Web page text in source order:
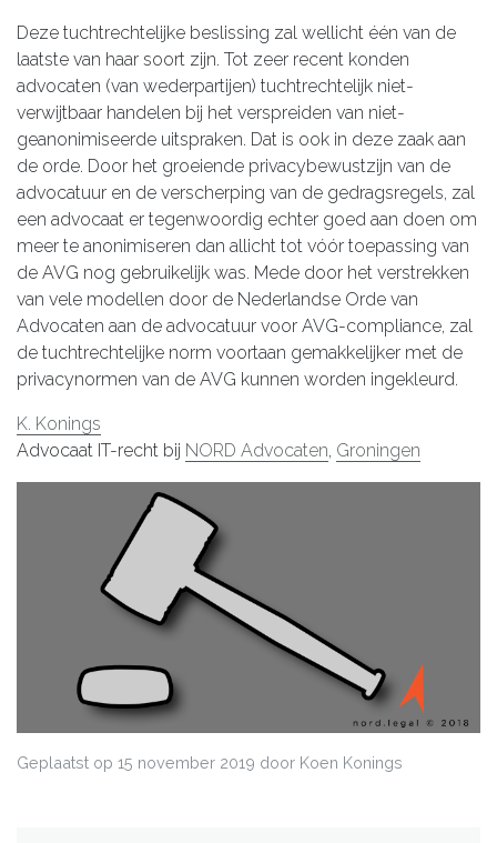
Deze tuchtrechtelijke beslissing zal wellicht één van de
laatste van haar soort zijn. Tot zeer recent konden
advocaten (van wederpartijen) tuchtrechtelijk niet-
verwijtbaar handelen bij het verspreiden van niet-
geanonimiseerde uitspraken. Dat is ook in deze zaak aan
de orde. Door het groeiende privacybewustzijn van de
advocatuur en de verscherping van de gedragsregels, zal
een advocaat er tegenwoordig echter goed aan doen om
meer te anonimiseren dan allicht tot vóór toepassing van
de AVG nog gebruikelijk was. Mede door het verstrekken
van vele modellen door de Nederlandse Orde van
Advocaten aan de advocatuur voor AVG-compliance, zal
de tuchtrechtelijke norm voortaan gemakkelijker met de
privacynormen van de AVG kunnen worden ingekleurd.
K. Konings
Advocaat IT-recht bij NORD Advocaten, Groningen
Geplaatst op 15 november 2019 door Koen Konings